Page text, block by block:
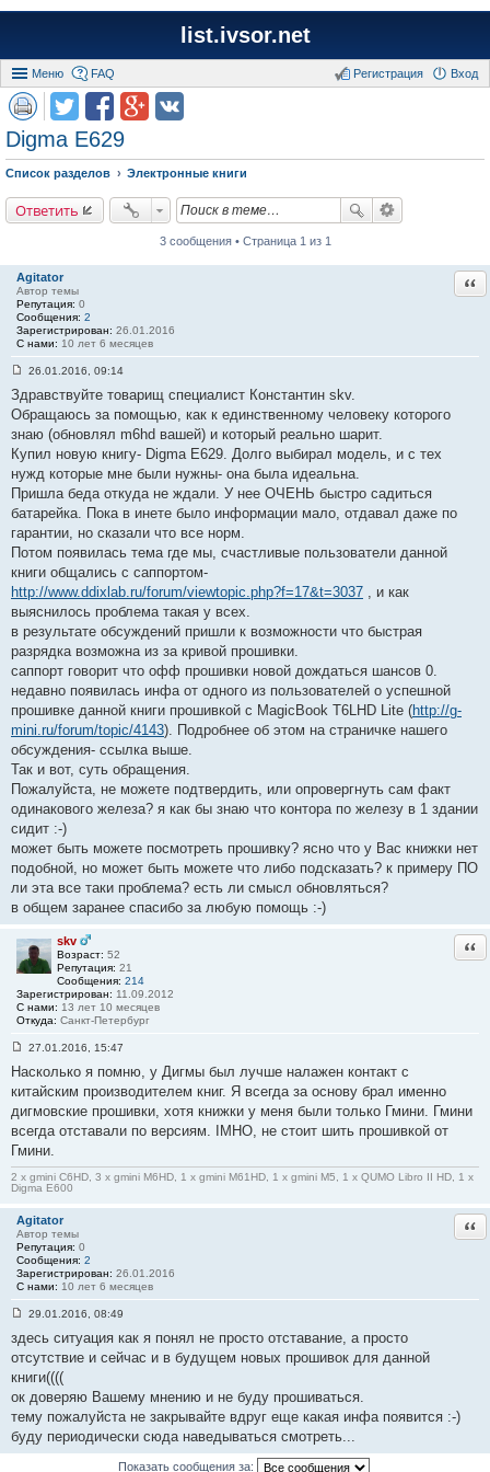
list.ivsor.net
Меню FAQ Вход
Регистрация
Digma E629
Список разделов Электронные книги
Ответить
3 сообщения • Страница 1 из 1
Agitator
Автор темы
Репутация: 0
Сообщения: 2
Зарегистрирован: 26.01.2016
С нами: 10 лет 6 месяцев
о
о
б
щ
н
и
#
1
26.01.2016, 09:14
Здравствуйте товарищ специалист Константин skv.
Обращаюсь за помощью, как к единственному человеку которого
знаю (обновлял m6hd вашей) и который реально шарит.
Купил новую книгу- Digma E629. Долго выбирал модель, и с тех
нужд которые мне были нужны- она была идеальна.
Пришла беда откуда не ждали. У нее ОЧЕНЬ быстро садиться
батарейка. Пока в инете было информации мало, отдавал даже по
гарантии, но сказали что все норм.
Потом появилась тема где мы, счастливые пользователи данной
книги общались с саппортом-
http://www.ddixlab.ru/forum/viewtopic.php?f=17&t=3037 , и как
выяснилось проблема такая у всех.
в результате обсуждений пришли к возможности что быстрая
разрядка возможна из за кривой прошивки.
саппорт говорит что офф прошивки новой дождаться шансов 0.
недавно появилась инфа от одного из пользователей о успешной
прошивке данной книги прошивкой с MagicBook T6LHD Lite (http://g-
mini.ru/forum/topic/4143). Подробнее об этом на страничке нашего
обсуждения- ссылка выше.
Так и вот, суть обращения.
Пожалуйста, не можете подтвердить, или опровергнуть сам факт
одинакового железа? я как бы знаю что контора по железу в 1 здании
сидит :-)
может быть можете посмотреть прошивку? ясно что у Вас книжки нет
подобной, но может быть можете что либо подсказать? к примеру ПО
ли эта все таки проблема? есть ли смысл обновляться?
в общем заранее спасибо за любую помощь :-)
skv
Возраст: 52
Репутация: 21
Сообщения: 214
Зарегистрирован: 11.09.2012
С нами: 13 лет 10 месяцев
Откуда: Санкт-Петербург
о
б
щ
н
и
#
2
27.01.2016, 15:47
Насколько я помню, у Дигмы был лучше налажен контакт с
китайским производителем книг. Я всегда за основу брал именно
дигмовские прошивки, хотя книжки у меня были только Гмини. Гмини
всегда отставали по версиям. IMHO, не стоит шить прошивкой от
Гмини.
2 x gmini C6HD, 3 x gmini M6HD, 1 x gmini M61HD, 1 x gmini M5, 1 x QUMO Libro II HD, 1 x
Digma E600
Agitator
Автор темы
Репутация: 0
Сообщения: 2
Зарегистрирован: 26.01.2016
С нами: 10 лет 6 месяцев
о
о
б
щ
н
и
#
3
29.01.2016, 08:49
здесь ситуация как я понял не просто отставание, а просто
отсутствие и сейчас и в будущем новых прошивок для данной
книги((((
ок доверяю Вашему мнению и не буду прошиваться.
тему пожалуйста не закрывайте вдруг еще какая инфа появится :-)
буду периодически сюда наведываться смотреть...
Показать сообщения за: